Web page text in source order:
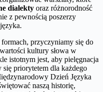
dialekty oraz różnorodność
z pewnością poszerzy
przyczyniamy się do
kultury słowa w
istotnym jest, aby pielęgnacja
się priorytetem dla każdego
Dzień Języka
naszą historię,